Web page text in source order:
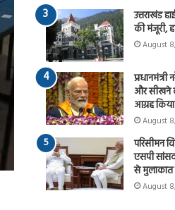
उत्तराखंड
की मंजूरी,
August
प्रधानमंत्री
और सीखने
आग्रह किया
August
परिसीमन
एसपी
से मुलाकात
August